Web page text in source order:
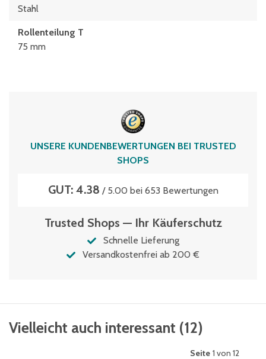
Stahl
Rollenteilung T
75 mm
UNSERE KUNDENBEWERTUNGEN BEI TRUSTED
SHOPS
GUT: 4.38 / 5.00 bei 653 Bewertungen
Trusted Shops — Ihr Käuferschutz
Schnelle Lieferung
Versandkostenfrei ab 200 €
Vielleicht auch interessant (12)
Seite 1 von 12